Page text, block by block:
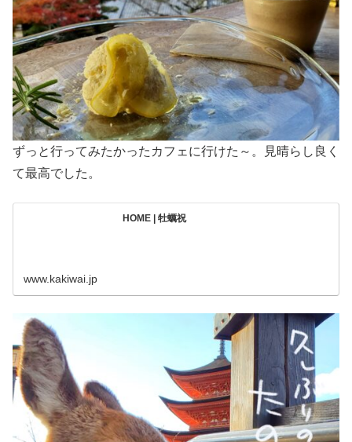
ずっと行ってみたかったカフェに行けた～。見晴らし良く
て最高でした。
HOME | 牡蠣祝
www.kakiwai.jp